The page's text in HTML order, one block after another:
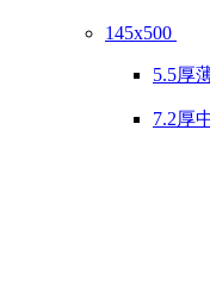
145x500
5.5厚
7.2厚